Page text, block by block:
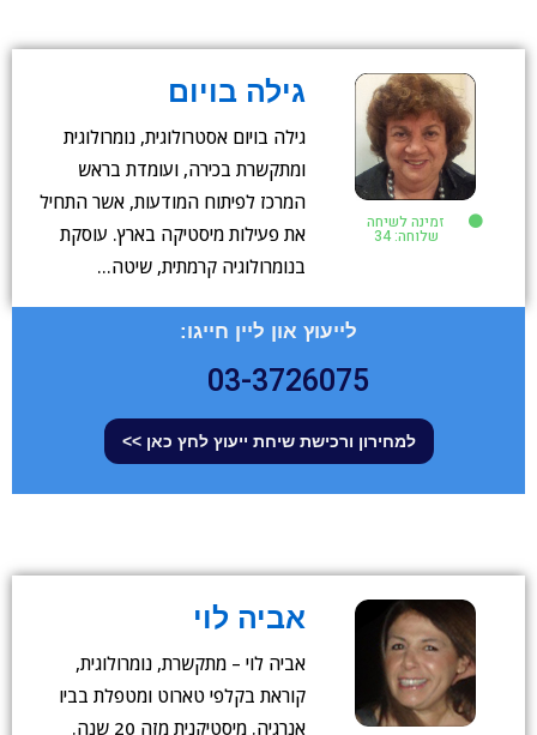
זמינה לשיחה
שלוחה: 34
גילה בויום
גילה בויום אסטרולוגית, נומרולוגית
ומתקשרת בכירה, ועומדת בראש
המרכז לפיתוח המודעות, אשר התחיל
את פעילות מיסטיקה בארץ. עוסקת
בנומרולוגיה קרמתית, שיטה…
לייעוץ און ליין חייגו:
03-3726075
למחירון ורכישת שיחת ייעוץ לחץ כאן >>
אביה לוי
אביה לוי – מתקשרת, נומרולוגית,
קוראת בקלפי טארוט ומטפלת בביו
אנרגיה. מיסטיקנית מזה 20 שנה.